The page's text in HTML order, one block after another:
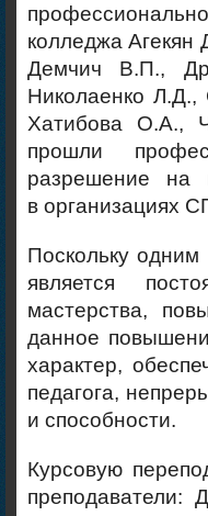
колледжа Агекян
Демчич В.П.,
Николаенко
Хатибова О.А.,
прошли
разрешение на
в организациях
Поскольку
является
мастерства,
данное
характер,
педагога,
и способности.
Курсовую
преподаватели: